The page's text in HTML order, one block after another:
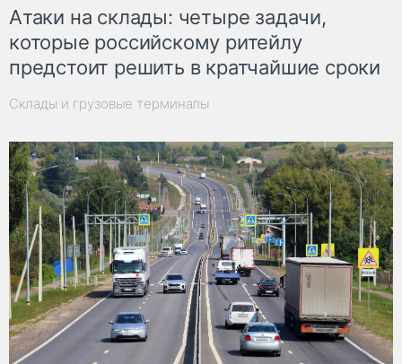
Атаки на склады: четыре задачи,
которые российскому ритейлу
предстоит решить в кратчайшие сроки
Склады и грузовые терминалы